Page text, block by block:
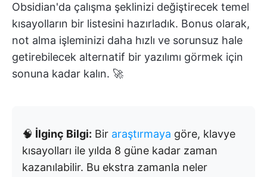
Obsidian'da çalışma şeklinizi değiştirecek temel
kısayolların bir listesini hazırladık. Bonus olarak,
not alma işleminizi daha hızlı ve sorunsuz hale
getirebilecek alternatif bir yazılımı görmek için
sonuna kadar kalın. 🚀
🧠 İlginç Bilgi: Bir araştırmaya göre, klavye
kısayolları ile yılda 8 güne kadar zaman
kazanılabilir. Bu ekstra zamanla neler